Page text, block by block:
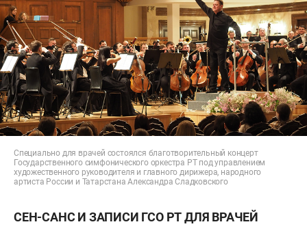
Специально для врачей состоялся благотворительный концерт
Государственного симфонического оркестра РТ под управлением
художественного руководителя и главного дирижера, народного
артиста России и Татарстана Александра Сладковского
СЕН-САНС И ЗАПИСИ ГСО РТ ДЛЯ ВРАЧЕЙ